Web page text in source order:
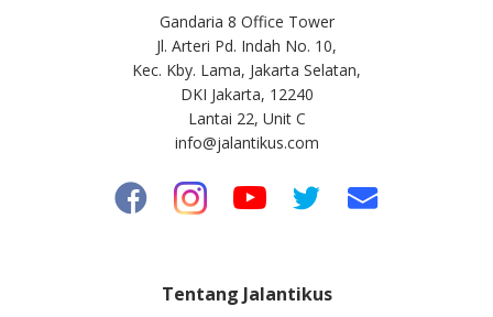
Gandaria 8 Office Tower
Jl. Arteri Pd. Indah No. 10,
Kec. Kby. Lama, Jakarta Selatan,
DKI Jakarta, 12240
Lantai 22, Unit C
info@jalantikus.com
Tentang Jalantikus